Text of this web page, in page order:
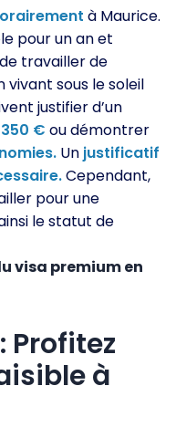
à Maurice.
pour un an et
travailler de
vivant sous le soleil
justifier d’un
350 € ou démontrer
Un justificatif
Cependant,
pour une
le statut de
visa premium en
Profitez
à